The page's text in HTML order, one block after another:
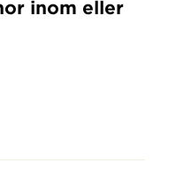
inom eller